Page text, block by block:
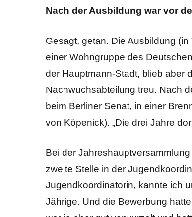
Nach der Ausbildung war vor
Gesagt, getan. Die Ausbildung
einer Wohngruppe des
der Hauptmann-Stadt, blieb aber
Nachwuchsabteilung treu. Nach
beim Berliner Senat, in einer
von Köpenick). „Die drei Jahre
Bei der
zweite Stelle in der
Jugendkoordinatorin, kannte ich
Jährige. Und die Bewerbung